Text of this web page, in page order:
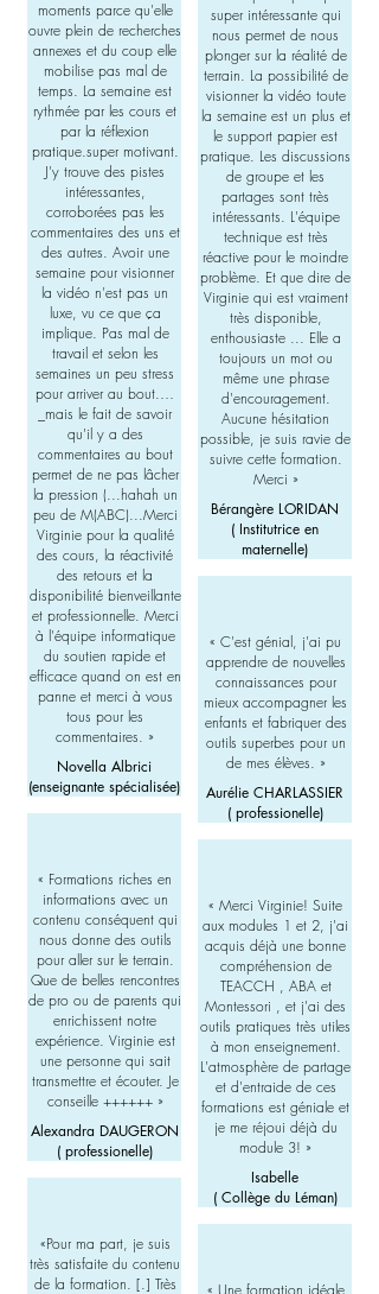
moments parce qu'elle
ouvre plein de recherches
annexes et du coup elle
mobilise pas mal de
temps. La semaine est
rythmée par les cours et
par la réflexion
pratique.super motivant.
J'y trouve des pistes
intéressantes,
corroborées pas les
commentaires des uns et
des autres. Avoir une
semaine pour visionner
la vidéo n'est pas un
luxe, vu ce que ça
implique. Pas mal de
travail et selon les
semaines un peu stress
pour arriver au bout.…
_mais le fait de savoir
qu'il y a des
commentaires au bout
permet de ne pas lâcher
la pression (...hahah un
peu de M(ABC)...Merci
Virginie pour la qualité
des cours, la réactivité
des retours et la
disponibilité bienveillante
et professionnelle. Merci
à l'équipe informatique
du soutien rapide et
efficace quand on est en
panne et merci à vous
tous pour les
commentaires. »
Novella Albrici
(enseignante spécialisée)
« Formations riches en
informations avec un
contenu conséquent qui
nous donne des outils
pour aller sur le terrain.
Que de belles rencontres
de pro ou de parents qui
enrichissent notre
expérience. Virginie est
une personne qui sait
transmettre et écouter. Je
conseille ++++++»
Alexandra DAUGERON
( professionelle)
«Pour ma part, je suis
très satisfaite du contenu
de la formation. [.] Très
super intéressante qui
nous permet de nous
plonger sur la réalité de
terrain. La possibilité de
visionner la vidéo toute
la semaine est un plus et
le support papier est
pratique. Les discussions
de groupe et les
partages sont très
intéressants. L'équipe
technique est très
réactive pour le moindre
problème. Et que dire de
Virginie qui est vraiment
très disponible,
enthousiaste ... Elle a
toujours un mot ou
même une phrase
d'encouragement.
Aucune hésitation
possible, je suis ravie de
suivre cette formation.
Merci »
Bérangère LORIDAN
( Institutrice en
maternelle)
« C'est génial, j'ai pu
apprendre de nouvelles
connaissances pour
mieux accompagner les
enfants et fabriquer des
outils superbes pour un
de mes élèves. »
Aurélie CHARLASSIER
( professionelle)
« Merci Virginie! Suite
aux modules 1 et 2, j'ai
acquis déjà une bonne
compréhension de
TEACCH , ABA et
Montessori , et j'ai des
outils pratiques très utiles
à mon enseignement.
L'atmosphère de partage
et d'entraide de ces
formations est géniale et
je me réjoui déjà du
module 3! »
Isabelle
( Collège du Léman)
« Une formation idéale